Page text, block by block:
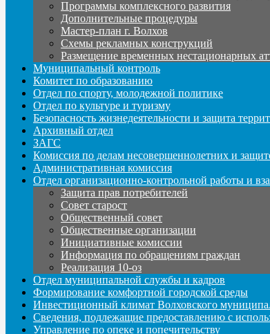
Программы комплексного развития
Дополнительные процедуры
Мастер-план г. Волхов
Схемы рекламных конструкций
Размещение временных нестационарных
Муниципальный контроль
Комитет по образованию
Отдел по спорту, молодежной политике
Отдел по культуре и туризму
Безопасность жизнедеятельности и защита
Архивный отдел
ЗАГС
Комиссия по делам несовершеннолетних и
Административная комиссия
Отдел организационно-контрольной работы и
Защита прав потребителей
Совет старост
Общественный совет
Общественные организации
Инициативные комиссии
Информация по обращениям граждан
Реализация 10-оз
Отдел муниципальной службы и кадров
Формирование комфортной городской среды
Инвестиционный климат Волховского
Сведения, подлежащие предоставлению с
Управление по опеке и попечительству